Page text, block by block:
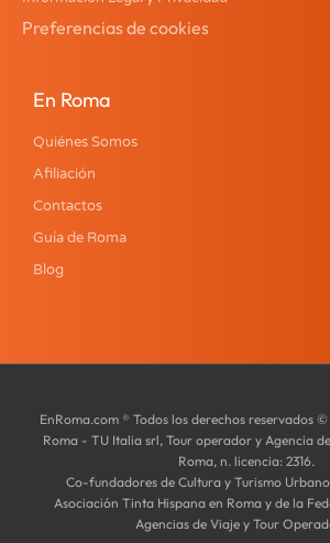
Preferencias de cookies
En Roma
Quiénes Somos
Afiliación
Contactos
Guía de Roma
Blog
EnRoma.com ® Todos los derechos reservados
Roma - TU Italia srl, Tour operador y Agencia
Roma, n. licencia: 2316.
Co-fundadores de Cultura y Turismo
Asociación Tinta Hispana en Roma y de la
Agencias de Viaje y Tour